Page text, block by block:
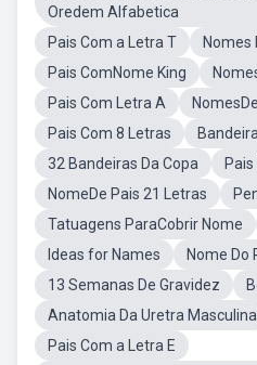
Oredem Alfabetica
Pais Com a Letra T
Nomes
Pais ComNome King
Pais Com Letra A
Pais Com 8 Letras
32 Bandeiras Da Copa
NomeDe Pais 21 Letras
Tatuagens ParaCobrir Nome
Ideas for Names
Nome Do
13 Semanas De Gravidez
Anatomia Da Uretra Masculina
Pais Com a Letra E